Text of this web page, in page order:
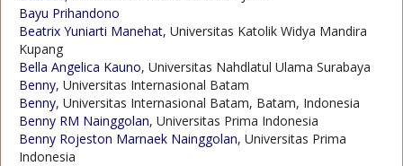
Bayu Prihandono
Beatrix Yuniarti Manehat, Universitas Katolik Widya Mandira
Kupang
Bella Angelica Kauno, Universitas Nahdlatul Ulama Surabaya
Benny, Universitas Internasional Batam
Benny, Universitas Internasional Batam, Batam, Indonesia
Benny RM Nainggolan, Universitas Prima Indonesia
Benny Rojeston Marnaek Nainggolan, Universitas Prima
Indonesia